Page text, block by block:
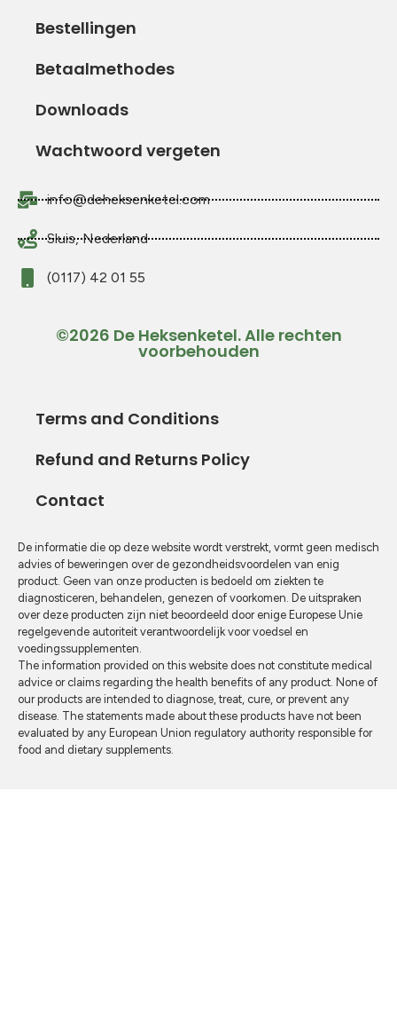
Bestellingen
Betaalmethodes
Downloads
Wachtwoord vergeten
info@deheksenketel.com
Sluis, Nederland
(0117) 42 01 55
©2026 De Heksenketel. Alle rechten
voorbehouden
Terms and Conditions
Refund and Returns Policy
Contact
De informatie die op deze website wordt verstrekt, vormt geen medisch
advies of beweringen over de gezondheidsvoordelen van enig
product. Geen van onze producten is bedoeld om ziekten te
diagnosticeren, behandelen, genezen of voorkomen. De uitspraken
over deze producten zijn niet beoordeeld door enige Europese Unie
regelgevende autoriteit verantwoordelijk voor voedsel en
voedingssupplementen.
The information provided on this website does not constitute medical
advice or claims regarding the health benefits of any product. None of
our products are intended to diagnose, treat, cure, or prevent any
disease. The statements made about these products have not been
evaluated by any European Union regulatory authority responsible for
food and dietary supplements.